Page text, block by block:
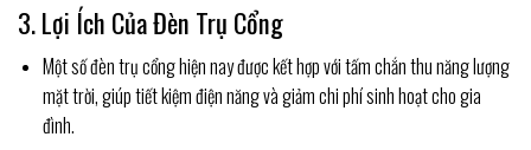
3. Lợi Ích Của Đèn Trụ Cổng
Một số đèn trụ cổng hiện nay được kết hợp với tấm chắn thu năng lượng
mặt trời, giúp tiết kiệm điện năng và giảm chi phí sinh hoạt cho gia
đình.